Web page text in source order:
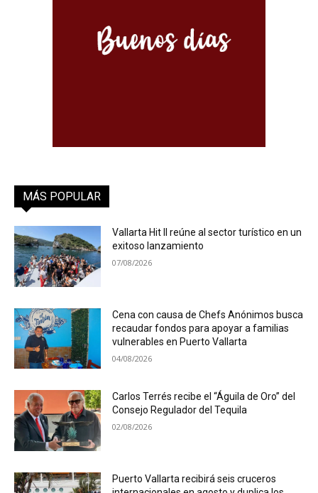
MÁS POPULAR
Vallarta Hit II reúne al sector turístico en un
exitoso lanzamiento
07/08/2026
Cena con causa de Chefs Anónimos busca
recaudar fondos para apoyar a familias
vulnerables en Puerto Vallarta
04/08/2026
Carlos Terrés recibe el “Águila de Oro” del
Consejo Regulador del Tequila
02/08/2026
Puerto Vallarta recibirá seis cruceros